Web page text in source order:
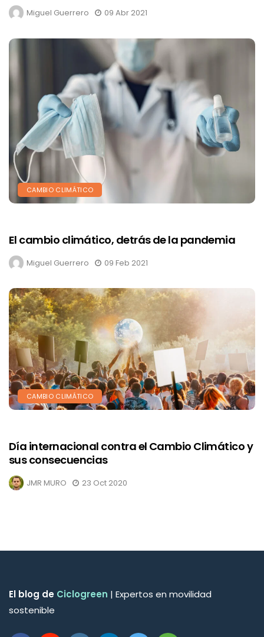
Miguel Guerrero 09 Abr 2021
CAMBIO CLIMÁTICO
El cambio climático, detrás de la pandemia
Miguel Guerrero 09 Feb 2021
CAMBIO CLIMÁTICO
Día internacional contra el Cambio Climático y
sus consecuencias
JMR MURO 23 Oct 2020
El blog de Ciclogreen | Expertos en movilidad
sostenible